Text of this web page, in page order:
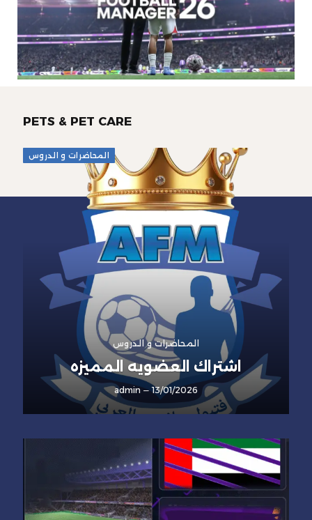
PETS & PET CARE
المحاضرات و الدروس
المحاضرات و الدروس
اشتراك العضويه المميزه
admin 13/01/2026